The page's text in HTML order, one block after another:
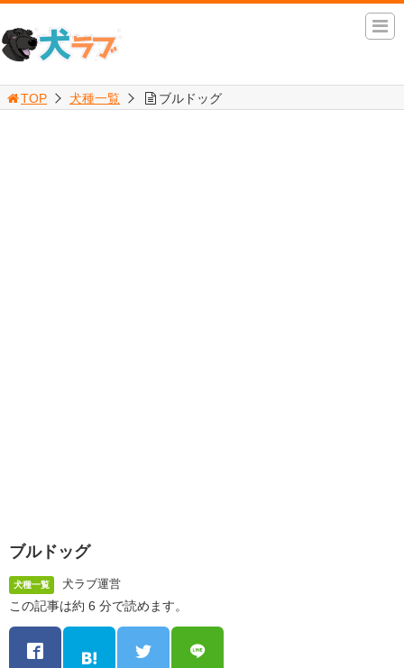
TOP 犬種一覧 ブルドッグ
ブルドッグ
犬種一覧 犬ラブ運営
この記事は約 6 分で読めます。